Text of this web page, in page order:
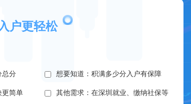
入户更轻松
总分 想要知道：积满多少分入户有保障
更简单 其他需求：在深圳就业、缴纳社保等